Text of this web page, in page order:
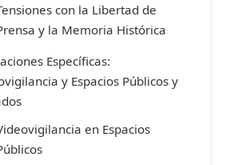
con la Libertad de
y la Memoria Histórica
Específicas:
y Espacios Públicos y
en Espacios